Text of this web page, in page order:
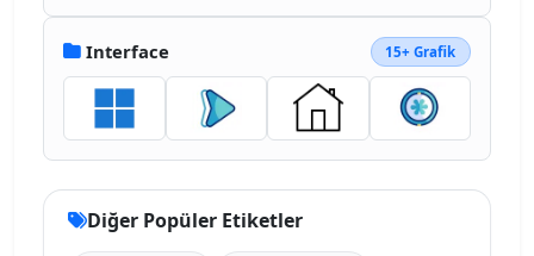
Interface 15+ Grafik
Diğer Popüler Etiketler